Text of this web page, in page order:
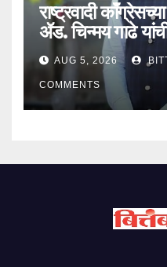
राष्ट्रवादी काँग्रेसच्या
ॲड. चिन्मय गाढे
AUG 5, 2026
COMMENTS